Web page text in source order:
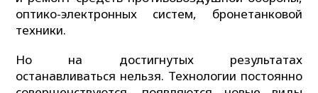
оптико-электронных систем, бронетанковой
техники.
Но на достигнутых результатах
останавливаться нельзя. Технологии постоянно